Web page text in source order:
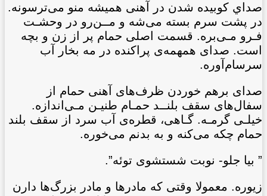
صداي کوبيده شدن در آهنی هميشه منو می‌ترسونه.
در پشت سرم بسته می‌شه و مــن‌رو در وحشـت
فـرو مـی‌بره. قسمت اصلی حمام پر از زن و بچه
است. صدای همهمه‌ی پراکنده در مه بخار آب
سرسام‌آوره.
صدای برهم خوردن ظرف‌های آهنی حمام از
سفال‌های سقف بلنــد حمـام طنيـن مـی‌اندازه.
خيلـی گرمـه. گـاهی، قطره‌ی آب سرد از سقف بلند
حمام چكه می‌کنه و به بدنم می‌خوره.
” بيا جلو- نوبت شستشوی توئه”.
زيوره. معمولا وقتی که مادرها و مادر بزرگ‌ها دارن